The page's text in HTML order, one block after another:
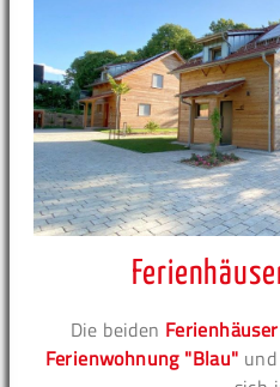
Die beiden
Ferienwohnung "Blau"